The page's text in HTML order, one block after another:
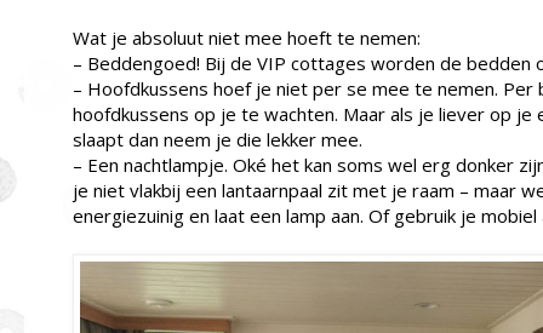
Wat je absoluut niet mee hoeft te nemen:
– Beddengoed! Bij de VIP cottages worden de bedden
– Hoofdkussens hoef je niet per se mee te nemen.
hoofdkussens op je te wachten. Maar als je liever op je
slaapt dan neem je die lekker mee.
– Een nachtlampje. Oké het kan soms wel erg donker
je niet vlakbij een lantaarnpaal zit met je raam – maar
energiezuinig en laat een lamp aan. Of gebruik je mobiel